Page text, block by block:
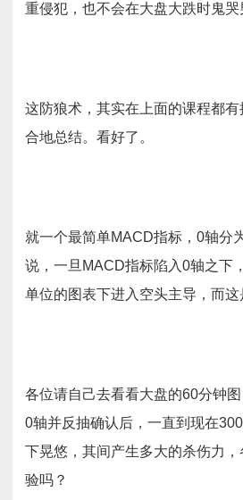
重侵犯，也不会在大盘大跌时鬼哭
这防狼术，其实在上面的课程都
合地总结。看好了。
就一个最简单MACD指标，0轴分
说，一旦MACD指标陷入0轴之下
单位的图表下进入空头主导，而这
各位请自己去看看大盘的60分钟
0轴并反抽确认后，一直到现在
下晃悠，其间产生多大的杀伤力
验吗？